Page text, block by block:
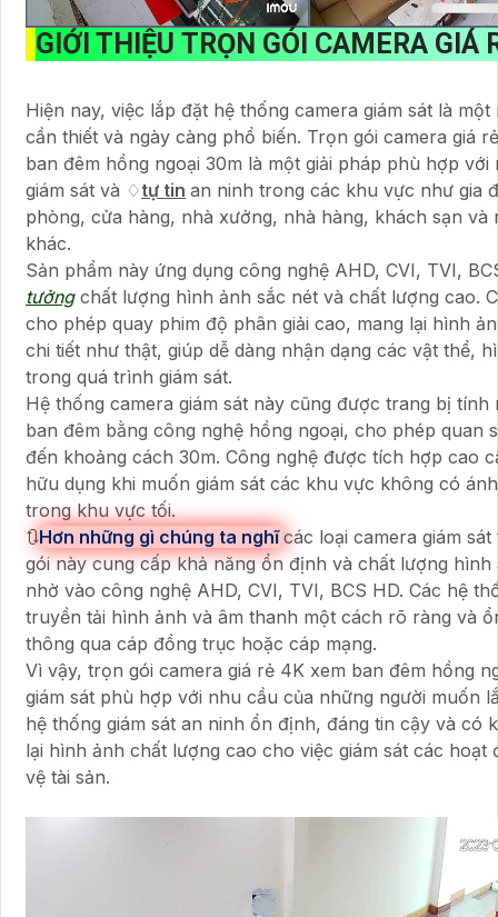
GIỚI THIỆU TRỌN GÓI CAMERA GIÁ
Hiện nay, việc lắp đặt hệ thống camera giám sát là một
cần thiết và ngày càng phổ biến. Trọn gói camera giá
ban đêm hồng ngoại 30m là một giải pháp phù hợp với
giám sát và ♢tự tin an ninh trong các khu vực như gia
phòng, cửa hàng, nhà xưởng, nhà hàng, khách sạn và
khác.
Sản phẩm này ứng dụng công nghệ AHD, CVI, TVI,
tưởngchất lượng hình ảnh sắc nét và chất lượng cao.
cho phép quay phim độ phân giải cao, mang lại hình
chi tiết như thật, giúp dễ dàng nhận dạng các vật thể,
trong quá trình giám sát.
Hệ thống camera giám sát này cũng được trang bị tính
ban đêm bằng công nghệ hồng ngoại, cho phép quan
đến khoảng cách 30m. Công nghệ được tích hợp cao
hữu dụng khi muốn giám sát các khu vực không có
trong khu vực tối.
🔃Hơn những gì chúng ta nghĩcác loại camera giám
gói này cung cấp khả năng ổn định và chất lượng hình
nhờ vào công nghệ AHD, CVI, TVI, BCS HD. Các hệ
truyền tải hình ảnh và âm thanh một cách rõ ràng và
thông qua cáp đồng trục hoặc cáp mạng.
Vì vậy, trọn gói camera giá rẻ 4K xem ban đêm hồng
giám sát phù hợp với nhu cầu của những người muốn
hệ thống giám sát an ninh ổn định, đáng tin cậy và có
lại hình ảnh chất lượng cao cho việc giám sát các hoạt
vệ tài sản.